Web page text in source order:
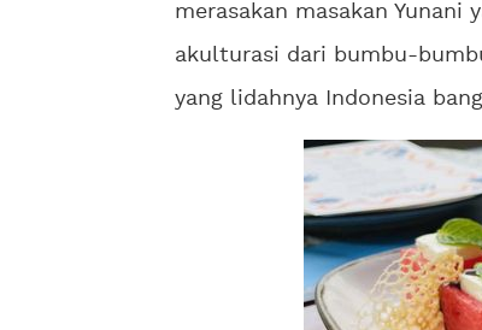
merasakan masakan
akulturasi dari bumbu-
yang lidahnya Indonesia